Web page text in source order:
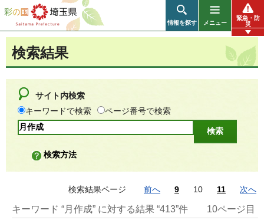
彩の国 埼玉県
情報を探す メニュー
緊急・防
災
検索結果
サイト内検索
キーワードで検索
ページ番号で検索
検索方法
検索結果ページ 前へ 9 10 11 次へ
キーワード “月作成” に対する結果 “413”件 10ページ目